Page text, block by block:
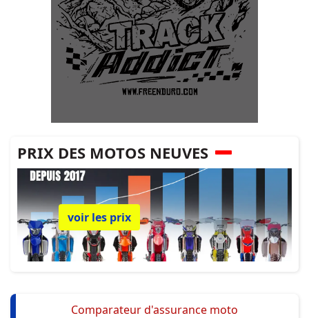
PRIX DES MOTOS NEUVES
voir les prix
Comparateur d'assurance moto